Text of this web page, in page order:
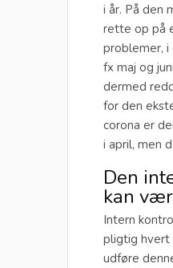
i år. På den
rette op på
problemer, i
fx maj og
dermed
for den
corona er
i april, men
Den
kan
Intern
pligtig hvert
udføre